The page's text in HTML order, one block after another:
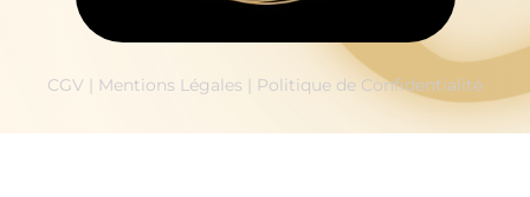
CGV | Mentions Légales | Politique de Confidentialité